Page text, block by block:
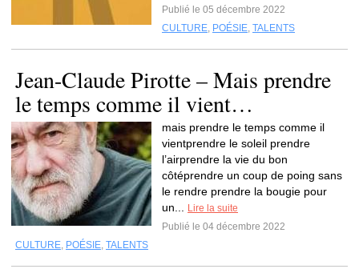
Publié le 05 décembre 2022
CULTURE, POÉSIE, TALENTS
Jean-Claude Pirotte – Mais prendre
le temps comme il vient…
mais prendre le temps comme il
vientprendre le soleil prendre
l’airprendre la vie du bon
côtéprendre un coup de poing sans
le rendre prendre la bougie pour
un...
Lire la suite
Publié le 04 décembre 2022
CULTURE, POÉSIE, TALENTS